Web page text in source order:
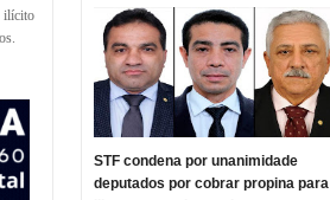
ilícito
STF condena por unanimidade
deputados por cobrar propina para